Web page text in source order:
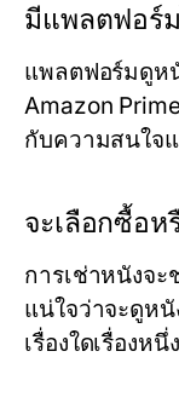
มีแพลตฟอร์
แพลตฟอร์มดูห
Amazon
กับความสนใจ
จะเลือกซื้อห
การเช่าหนังจ
แน่ใจว่าจะดูห
เรื่องใดเรื่องห